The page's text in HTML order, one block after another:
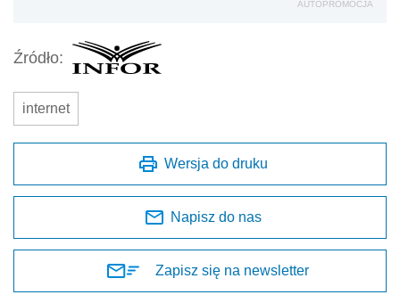
AUTOPROMOCJA
Źródło:
internet
Wersja do druku
Napisz do nas
Zapisz się na newsletter